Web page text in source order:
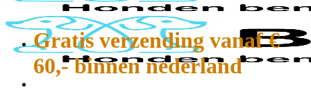
Gratis verzending vanaf €
60,- binnen nederland